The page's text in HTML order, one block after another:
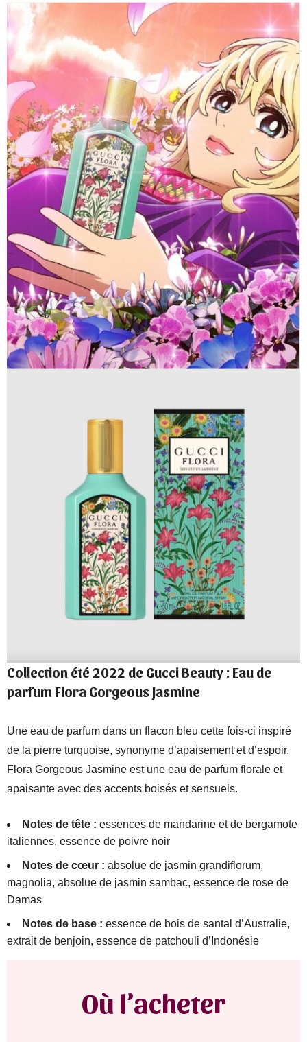
Collection été 2022 de Gucci Beauty : Eau de
parfum Flora Gorgeous Jasmine
Une eau de parfum dans un flacon bleu cette fois-ci inspiré
de la pierre turquoise, synonyme d’apaisement et d’espoir.
Flora Gorgeous Jasmine est une eau de parfum florale et
apaisante avec des accents boisés et sensuels.
Notes de tête : essences de mandarine et de bergamote
italiennes, essence de poivre noir
Notes de cœur : absolue de jasmin grandiflorum,
magnolia, absolue de jasmin sambac, essence de rose de
Damas
Notes de base : essence de bois de santal d’Australie,
extrait de benjoin, essence de patchouli d’Indonésie
Où l’acheter